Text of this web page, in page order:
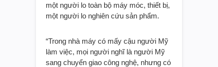
một người lo toàn bộ máy móc, thiết bị,
một người lo nghiên cứu sản phẩm.
“Trong nhà máy có mấy cậu người Mỹ
làm việc, mọi người nghĩ là người Mỹ
sang chuyển giao công nghệ, nhưng có